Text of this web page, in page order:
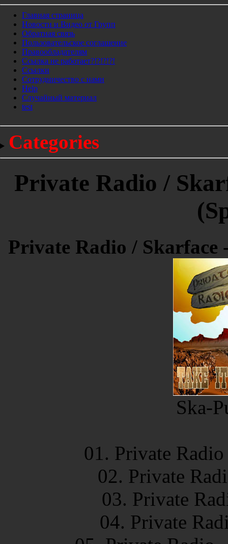
Главная страница
Новости и Видео от Групп
Обратная связь
Пользовательское соглашение
Правообладателям
Ссылка не работает?!?!?!?!
Ссылки
Сотрудничество с нами
Help
Cлучайный материал
test
Categories
Private Radio /
Private Radio / Skarface
Ska-
01. Private
02. Private
03. Private
04. Private